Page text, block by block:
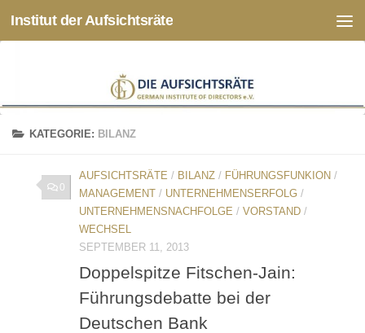
Zum Inhalt springen
Institut der Aufsichtsräte
KATEGORIE: BILANZ
0
AUFSICHTSRÄTE / BILANZ / FÜHRUNGSFUNKION /
MANAGEMENT / UNTERNEHMENSERFOLG /
UNTERNEHMENSNACHFOLGE / VORSTAND /
WECHSEL
SEPTEMBER 11, 2013
Doppelspitze Fitschen-Jain:
Führungsdebatte bei der
Deutschen Bank